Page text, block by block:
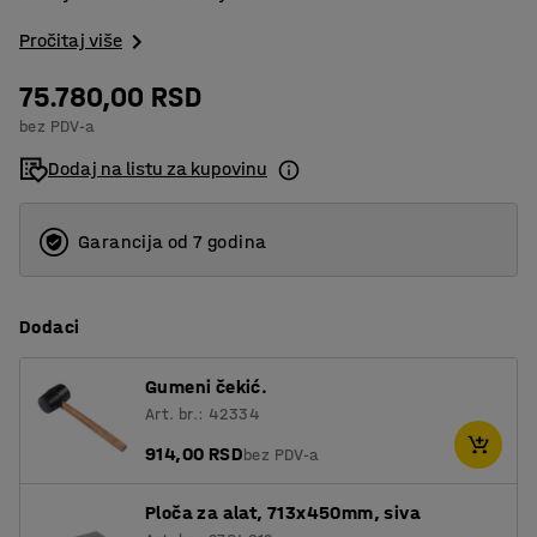
Pročitaj više
75.780,00 RSD
bez PDV-a
Dodaj na listu za kupovinu
Garancija od 7 godina
Dodaci
Gumeni čekić.
Art. br.: 42334
914,00 RSDbez PDV-a
Ploča za alat, 713x450mm, siva